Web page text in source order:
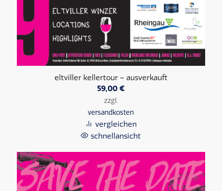
eltviller kellertour – ausverkauft
59,00 €
zzgl.
versandkosten
vergleichen
schnellansicht